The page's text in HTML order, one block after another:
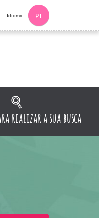
Idioma PT
realizar a sua busca